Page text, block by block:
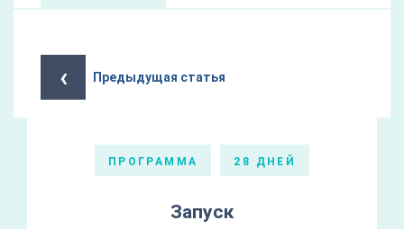
‹ Предыдущая статья
ПРОГРАММА 28 ДНЕЙ
Запуск